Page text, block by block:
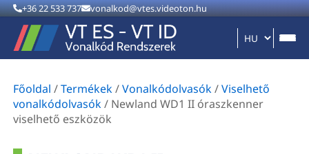
+36 22 533 737 vonalkod@vtes.videoton.hu
Főoldal /Termékek/Vonalkódolvasók/Viselhető
vonalkódolvasók/ Newland WD1 II óraszkenner
viselhető eszközök